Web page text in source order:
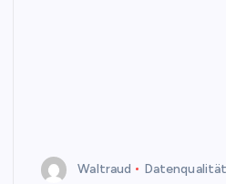
Waltraud
Datenqualität